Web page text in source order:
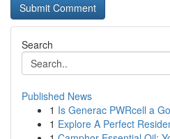
Search
Published News
1 Is Generac PWRcell a
1 Explore A Perfect